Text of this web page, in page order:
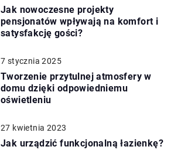
Jak nowoczesne projekty
pensjonatów wpływają na komfort i
satysfakcję gości?
7 stycznia 2025
Tworzenie przytulnej atmosfery w
domu dzięki odpowiedniemu
oświetleniu
27 kwietnia 2023
Jak urządzić funkcjonalną łazienkę?